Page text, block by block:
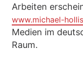
Arbeiten
www.michael-
Medien im
Raum.